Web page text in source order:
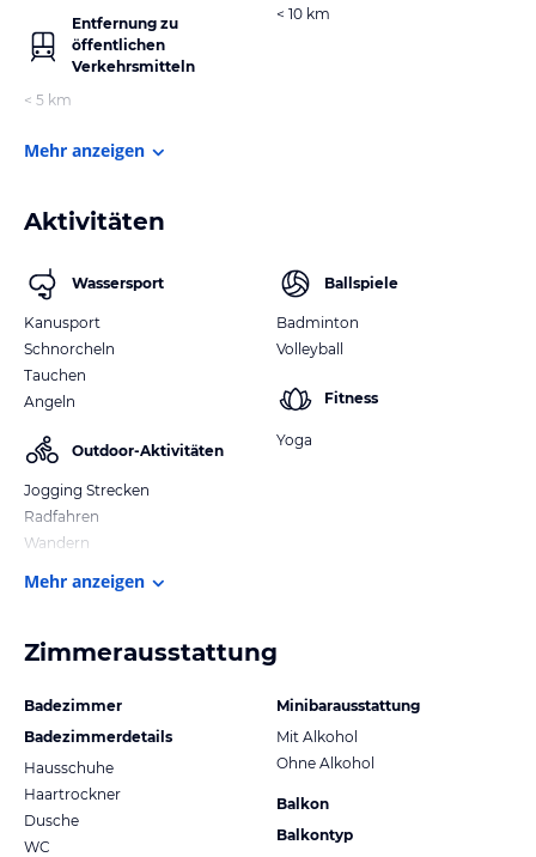
Entfernung zu
öffentlichen
Verkehrsmitteln
< 5 km
< 10 km
Mehr anzeigen
Aktivitäten
Wassersport
Kanusport
Schnorcheln
Tauchen
Angeln
Outdoor-Aktivitäten
Jogging Strecken
Radfahren
Wandern
Ballspiele
Badminton
Volleyball
Fitness
Yoga
Mehr anzeigen
Zimmerausstattung
Badezimmer
Badezimmerdetails
Hausschuhe
Haartrockner
Dusche
WC
Minibarausstattung
Mit Alkohol
Ohne Alkohol
Balkon
Balkontyp